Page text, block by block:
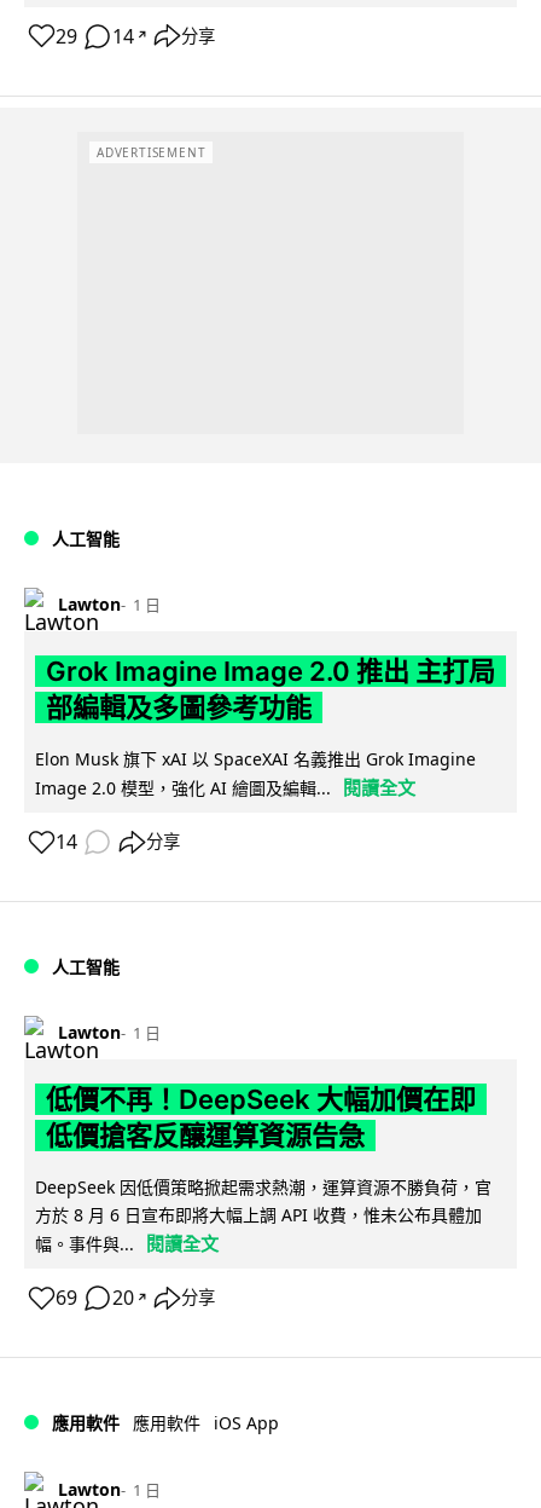
29 14 ↗ 分享
ADVERTISEMENT
人工智能
Lawton 1 日
Grok Imagine Image 2.0 推出 主打局
部編輯及多圖參考功能
Elon Musk 旗下 xAI 以 SpaceXAI 名義推出 Grok Imagine
Image 2.0 模型，強化 AI 繪圖及編輯...
閱讀全文
14 分享
人工智能
Lawton 1 日
低價不再！DeepSeek 大幅加價在即
低價搶客反釀運算資源告急
DeepSeek 因低價策略掀起需求熱潮，運算資源不勝負荷，官
方於 8 月 6 日宣布即將大幅上調 API 收費，惟未公布具體加
幅。事件與...
閱讀全文
69 20 ↗ 分享
應用軟件 應用軟件 iOS App
Lawton 1 日